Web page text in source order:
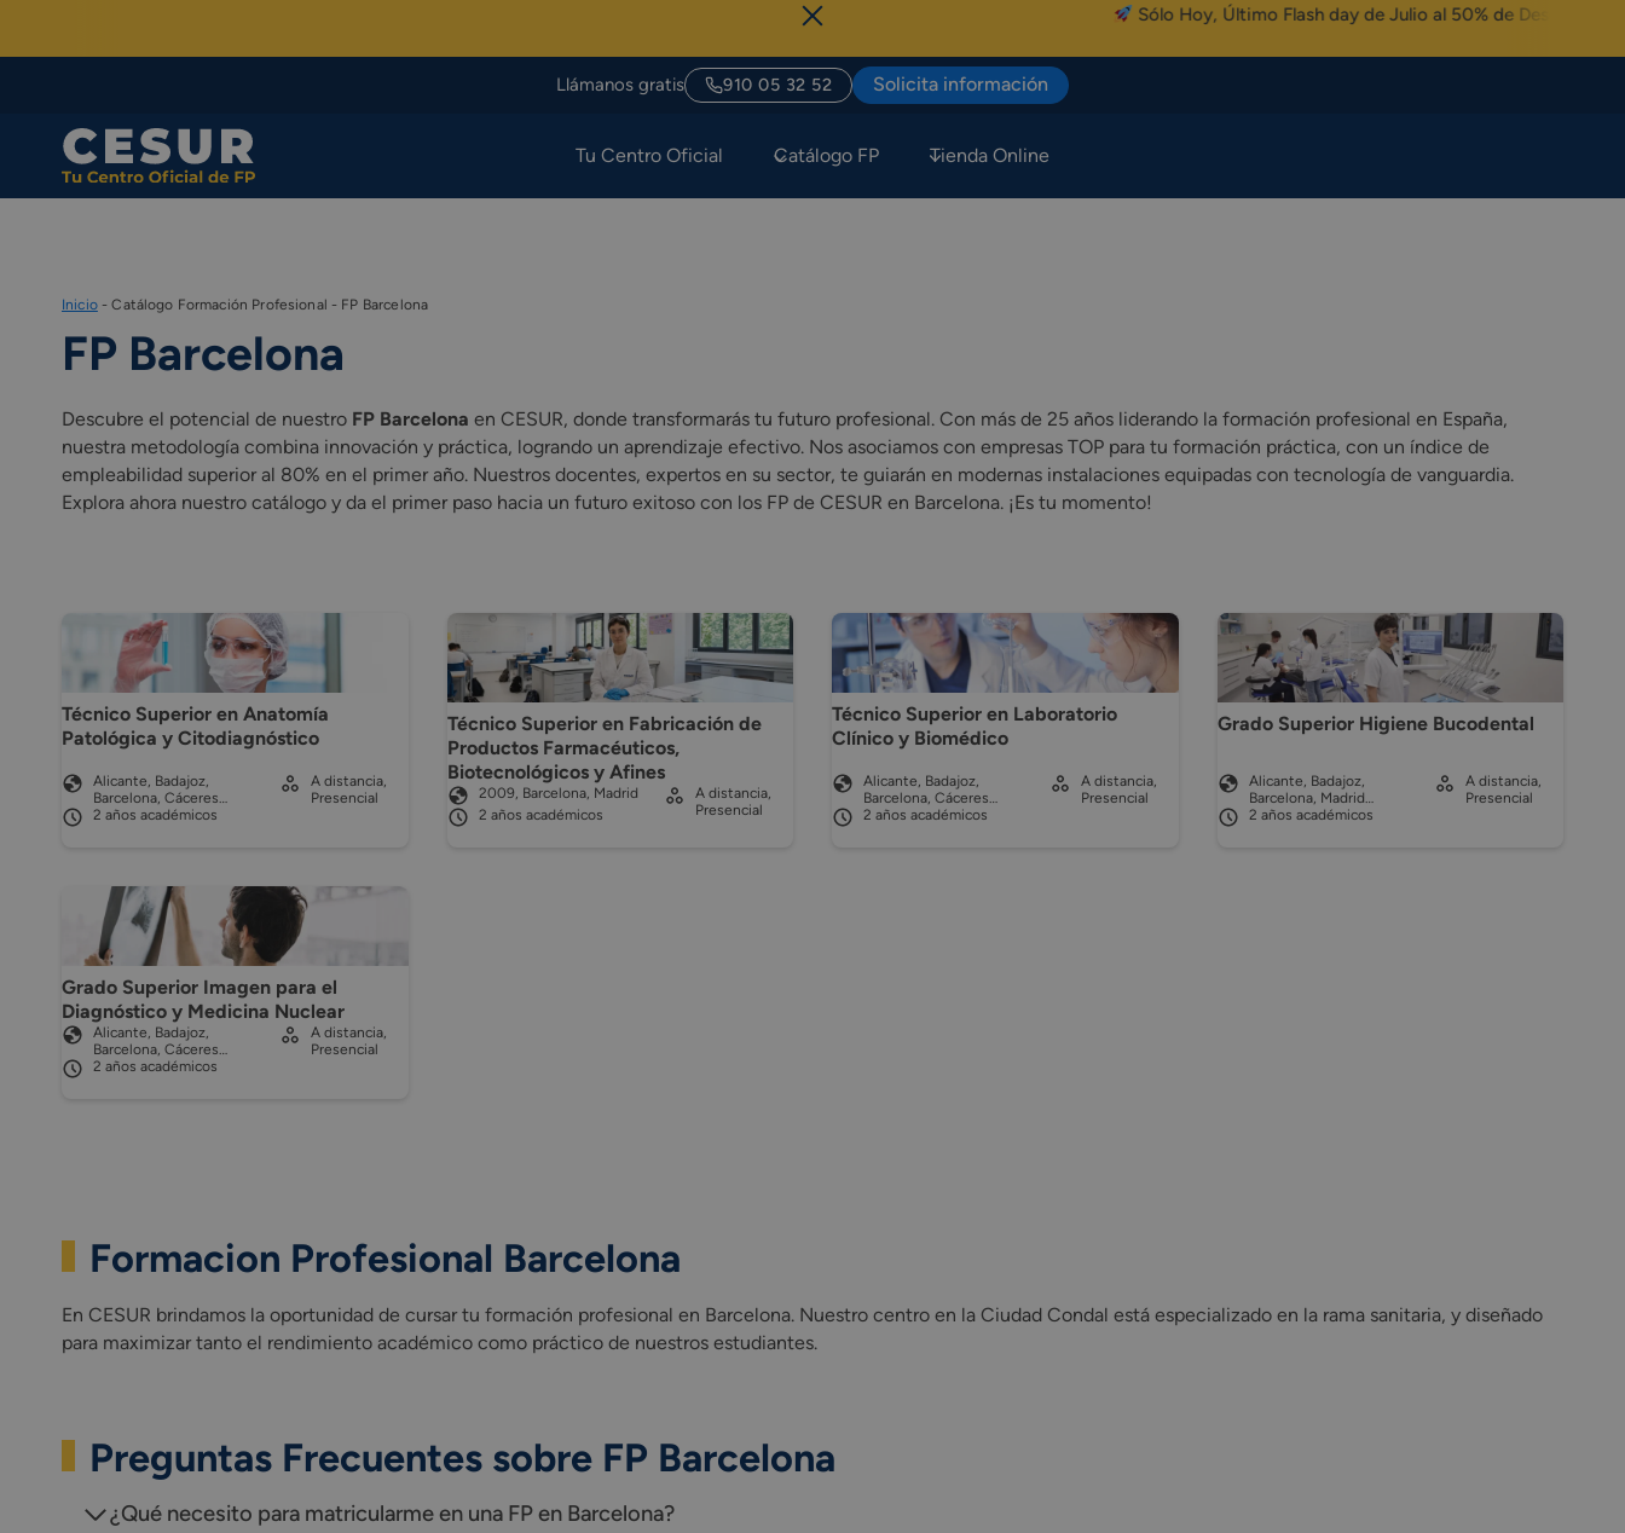
Sólo Hoy, Último Flash day de Julio al 50% de Descuento
Llámanos gratis 910 05 32 52 Solicita información
Tu Centro Oficial Catálogo FP Tienda Online
Inicio-Catálogo Formación Profesional - FP Barcelona
FP Barcelona
Descubre el potencial de nuestro FP Barcelona en CESUR, donde transformarás tu futuro profesional. Con más de 25 años liderando la formación profesional en España,
nuestra metodología combina innovación y práctica, logrando un aprendizaje efectivo. Nos asociamos con empresas TOP para tu formación práctica, con un índice de
empleabilidad superior al 80% en el primer año. Nuestros docentes, expertos en su sector, te guiarán en modernas instalaciones equipadas con tecnología de vanguardia.
Explora ahora nuestro catálogo y da el primer paso hacia un futuro exitoso con los FP de CESUR en Barcelona. ¡Es tu momento!
Técnico Superior en Anatomía
Patológica y Citodiagnóstico
Alicante, Badajoz,
Barcelona, Cáceres…
2 años académicos
A distancia,
Presencial
Técnico Superior en Fabricación de
Productos Farmacéuticos,
Biotecnológicos y Afines
2009, Barcelona, Madrid
2 años académicos
A distancia,
Presencial
Técnico Superior en Laboratorio
Clínico y Biomédico
Alicante, Badajoz,
Barcelona, Cáceres…
2 años académicos
A distancia,
Presencial
Grado Superior Higiene Bucodental
Alicante, Badajoz,
Barcelona, Madrid…
2 años académicos
A distancia,
Presencial
Grado Superior Imagen para el
Diagnóstico y Medicina Nuclear
Alicante, Badajoz,
Barcelona, Cáceres…
2 años académicos
A distancia,
Presencial
Formacion Profesional Barcelona
En CESUR brindamos la oportunidad de cursar tu formación profesional en Barcelona. Nuestro centro en la Ciudad Condal está especializado en la rama sanitaria, y diseñado
para maximizar tanto el rendimiento académico como práctico de nuestros estudiantes.
Preguntas Frecuentes sobre FP Barcelona
¿Qué necesito para matricularme en una FP en Barcelona?